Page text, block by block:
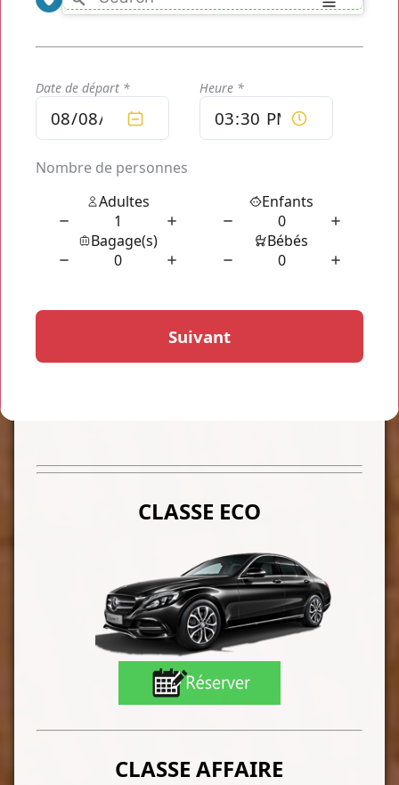
Le tarif qui s'est affiché lors de votre simulation de
NOUS VOUS PROPOSONSParis to CDG by Taxi
Que vous souhaitiez vous rendre à l'aéroport de
Charles de Gaulle, de Orly Paris ORY, de Le Beauvais ou
l'aéroport de Le Bourget
, vous n'avez qu'à réserver votre
transport en ligneParis to CDG by Taxipour découvrir le
tarif de votre trajet en ligne sans attendre et ainsi bénéficier
de nos services de déplacements parisiens dès que l'envie ou
le besoin se font sentir. Les transports en direct de
Paris to
CLASSE ECO
CLASSE AFFAIRE